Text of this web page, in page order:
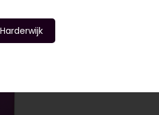
Harderwijk